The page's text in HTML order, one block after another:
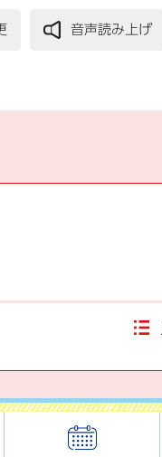
音声読み上げ